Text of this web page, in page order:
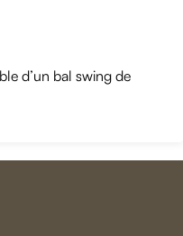
d’un bal swing de